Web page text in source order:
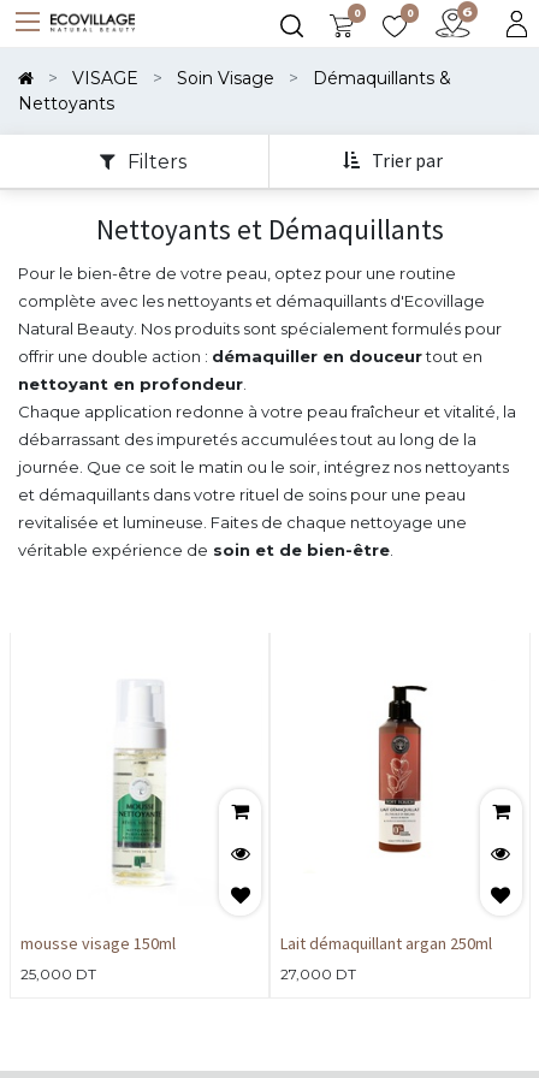
0 0
VISAGE Soin Visage
Démaquillants &
Nettoyants
Filters Trier par
Montrer
Catégories
Nettoyants et Démaquillants
Pour le bien-être de votre peau, optez pour une routine
complète avec les nettoyants et démaquillants d'Ecovillage
Natural Beauty. Nos produits sont spécialement formulés pour
offrir une double action : démaquiller en douceurtout en
nettoyant en profondeur
Chaque application redonne à votre peau fraîcheur et vitalité, la
débarrassant des impuretés accumulées tout au long de la
journée. Que ce soit le matin ou le soir, intégrez nos nettoyants
et démaquillants dans votre rituel de soins pour une peau
revitalisée et lumineuse. Faites de chaque nettoyage une
véritable expérience de soin et de bien-être
mousse visage 150ml
25,000 DT
Lait démaquillant argan 250ml
27,000 DT